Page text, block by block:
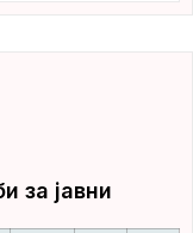
за јавни